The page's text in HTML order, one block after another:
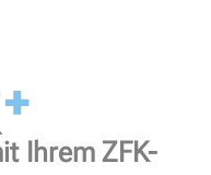
Ihrem ZFK-